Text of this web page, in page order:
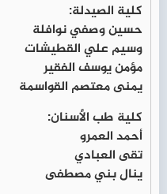
كلية الصيدلة:
حسين وصفي نوافلة
وسيم علي القطيشات
مؤمن يوسف الفقير
يمنى معتصم القواسمة
كلية طب الأسنان:
أحمد العمرو
تقى العبادي
ينال بني مصطفى